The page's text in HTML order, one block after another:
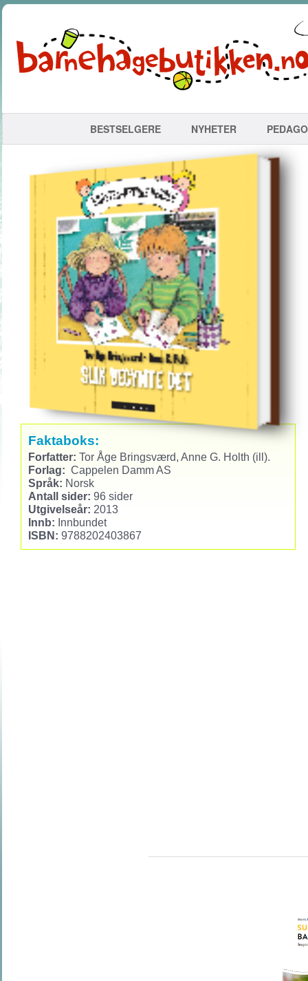
BESTSELGERE NYHETER
Faktaboks:
Forfatter: Tor Åge Bringsværd, Anne G. Holth (ill).
Forlag: Cappelen Damm AS
Språk: Norsk
Antall sider: 96 sider
Utgivelseår: 2013
Innb: Innbundet
ISBN: 9788202403867